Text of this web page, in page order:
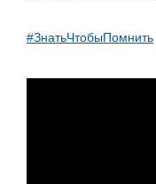
#ЗнатьЧтобыПомнить